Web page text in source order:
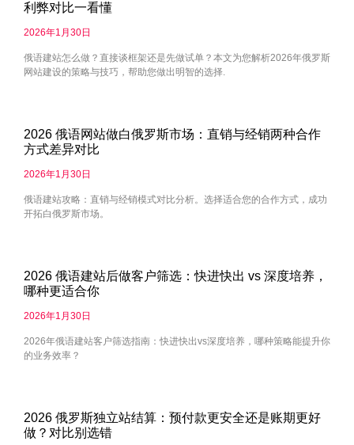
利弊对比一看懂
2026年1月30日
俄语建站怎么做？直接谈框架还是先做试单？本文为您解析2026年俄罗斯
网站建设的策略与技巧，帮助您做出明智的选择.
2026 俄语网站做白俄罗斯市场：直销与经销两种合作
方式差异对比
2026年1月30日
俄语建站攻略：直销与经销模式对比分析。选择适合您的合作方式，成功
开拓白俄罗斯市场。
2026 俄语建站后做客户筛选：快进快出 vs 深度培养，
哪种更适合你
2026年1月30日
2026年俄语建站客户筛选指南：快进快出vs深度培养，哪种策略能提升你
的业务效率？
2026 俄罗斯独立站结算：预付款更安全还是账期更好
做？对比别选错